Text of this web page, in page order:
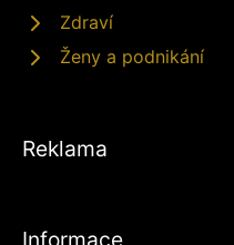
Zdraví
Ženy a podnikání
Reklama
Informace